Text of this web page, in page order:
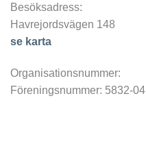
Besöksadress:
Havrejordsvägen 148
se karta
Organisationsnummer:
Föreningsnummer: 5832-04